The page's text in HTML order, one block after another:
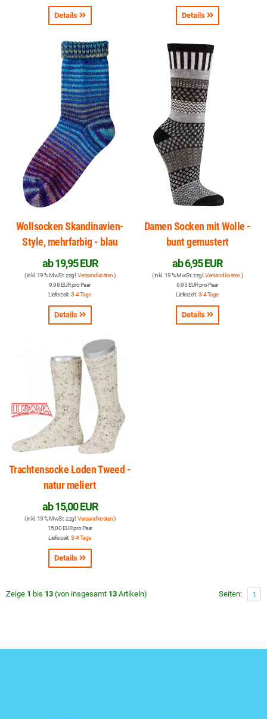
Details Details
Wollsocken Skandinavien-
Style, mehrfarbig - blau
ab19,95 EUR
( inkl. 19 % MwSt. zzgl. Versandkosten)
9,98 EUR pro Paar
Lieferzeit: 3-4 Tage
Details
Damen Socken mit Wolle -
bunt gemustert
ab6,95 EUR
( inkl. 19 % MwSt. zzgl. Versandkosten)
6,95 EUR pro Paar
Lieferzeit: 3-4 Tage
Details
Trachtensocke Loden Tweed -
natur meliert
ab15,00 EUR
( inkl. 19 % MwSt. zzgl. Versandkosten)
15,00 EUR pro Paar
Lieferzeit: 3-4 Tage
Details
Zeige 1 bis 13 (von insgesamt 13 Artikeln) Seiten: 1